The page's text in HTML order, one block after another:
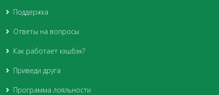
Поддержка
Ответы на вопросы
Как работает кэшбэк?
Приведи друга
Программа лояльности